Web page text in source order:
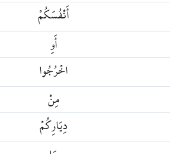
أَنْفُسَكُمْ
أَوِ
اخْرُجُوا
مِنْ
دِيَارِكُمْ